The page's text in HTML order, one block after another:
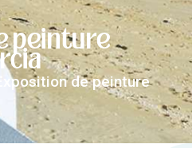
peinture
Exposition de peinture